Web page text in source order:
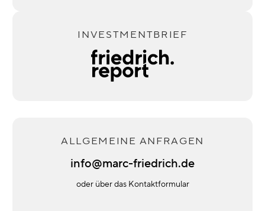
INVESTMENTBRIEF
ALLGEMEINE ANFRAGEN
info@marc-friedrich.de
oder über das Kontaktformular